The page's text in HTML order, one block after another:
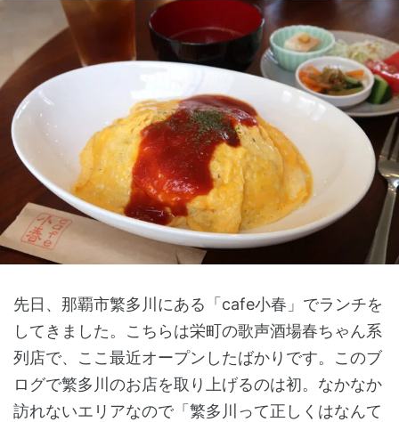
先日、那覇市繁多川にある「cafe小春」でランチを
してきました。こちらは栄町の歌声酒場春ちゃん系
列店で、ここ最近オープンしたばかりです。このブ
ログで繁多川のお店を取り上げるのは初。なかなか
訪れないエリアなので「繁多川って正しくはなんて